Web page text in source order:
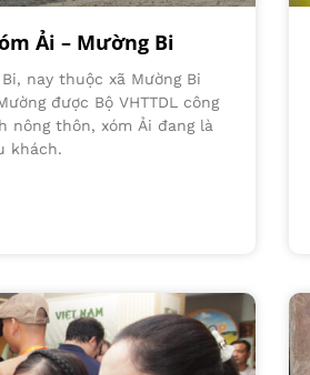
Ải – Mường Bi
nay thuộc xã Mường Bi
được Bộ VHTTDL công
nông thôn, xóm Ải đang là
khách.